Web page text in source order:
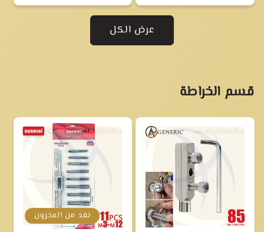
عرض الكل
قسم الخراطة
نفذ من المخزون